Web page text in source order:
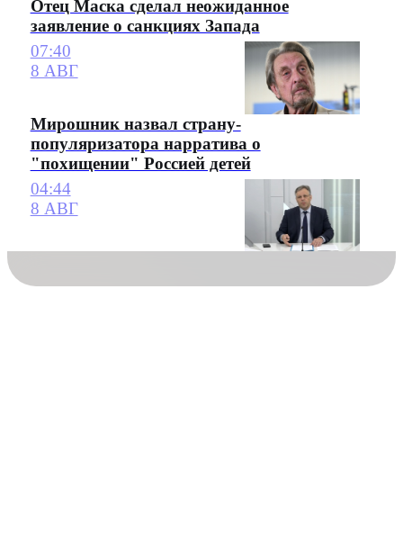
Отец Маска сделал неожиданное
заявление о санкциях Запада
07:40
8 АВГ
Мирошник назвал страну-
популяризатора нарратива о
"похищении" Россией детей
04:44
8 АВГ